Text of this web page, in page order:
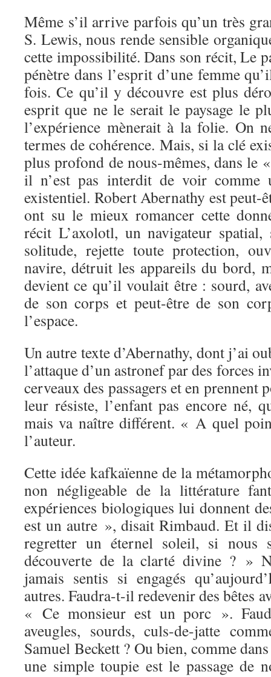
Même s’il arrive parfois qu’un très
S. Lewis, nous rende sensible
cette impossibilité. Dans son récit, Le
pénètre dans l’esprit d’une femme
fois. Ce qu’il y découvre est plus
esprit que ne le serait le paysage le
l’expérience mènerait à la folie. On
termes de cohérence. Mais, si la clé
plus profond de nous-mêmes, dans le
il n’est pas interdit de voir
existentiel. Robert Abernathy est peut-
ont su le mieux romancer cette
récit L’axolotl, un navigateur
solitude, rejette toute protection,
navire, détruit les appareils du bord,
devient ce qu’il voulait être : sourd,
de son corps et peut-être de son
l’espace.
Un autre texte d’Abernathy, dont j’ai
l’attaque d’un astronef par des forces
cerveaux des passagers et en prennent
leur résiste, l’enfant pas encore né,
mais va naître différent. « A quel
l’auteur.
Cette idée kafkaïenne de la
non négligeable de la littérature
expériences biologiques lui donnent
est un autre », disait Rimbaud. Et il
regretter un éternel soleil, si nous
découverte de la clarté divine ? »
jamais sentis si engagés
autres. Faudra-t-il redevenir des bêtes
« Ce monsieur est un porc ».
aveugles, sourds, culs-de-jatte
Samuel Beckett ? Ou bien, comme
une simple toupie est le passage de